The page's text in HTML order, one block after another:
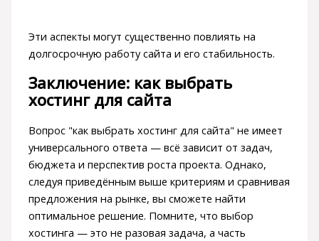
Эти аспекты могут существенно повлиять на
долгосрочную работу сайта и его стабильность.
Заключение: как выбрать
хостинг для сайта
Вопрос "как выбрать хостинг для сайта" не имеет
универсального ответа — всё зависит от задач,
бюджета и перспектив роста проекта. Однако,
следуя приведённым выше критериям и сравнивая
предложения на рынке, вы сможете найти
оптимальное решение. Помните, что выбор
хостинга — это не разовая задача, а часть